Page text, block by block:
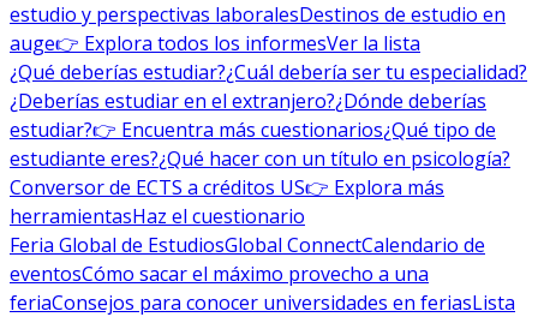
estudio y perspectivas laboralesDestinos de estudio en
auge👉 Explora todos los informesVer la lista
¿Qué deberías estudiar?¿Cuál debería ser tu especialidad?
¿Deberías estudiar en el extranjero?¿Dónde deberías
estudiar?👉 Encuentra más cuestionarios¿Qué tipo de
estudiante eres?¿Qué hacer con un título en psicología?
Conversor de ECTS a créditos US👉 Explora más
herramientasHaz el cuestionario
Feria Global de EstudiosGlobal ConnectCalendario de
eventosCómo sacar el máximo provecho a una
feriaConsejos para conocer universidades en feriasLista